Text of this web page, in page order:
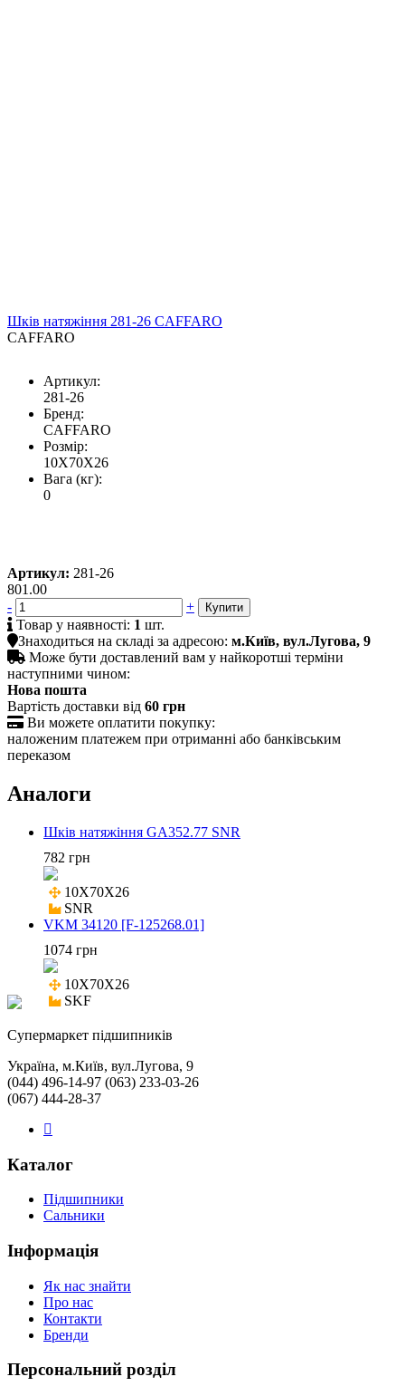
Шків натяжіння 281-26 CAFFARO
CAFFARO
Артикул:
281-26
Бренд:
CAFFARO
Розмір:
10X70X26
Вага (кг):
0
Артикул: 281-26
801.00
-
+
 Товар у наявності: 1 шт.
Знаходиться на складі за адресою: м.Київ, вул.Лугова, 9
 Може бути доставлений вам у найкоротші терміни
наступними чином:
Нова пошта
Вартість доставки від 60 грн
 Ви можете оплатити покупку:
наложеним платежем при отриманні або банківським
переказом
Аналоги
Шків натяжіння GA352.77 SNR
782 грн
10X70X26
SNR
VKM 34120 [F-125268.01]
1074 грн
10X70X26
SKF
Cупермаркет підшипників
Україна, м.Київ, вул.Лугова, 9
(044) 496-14-97 (063) 233-03-26
(067) 444-28-37
Каталог
Підшипники
Сальники
Інформація
Як нас знайти
Про нас
Контакти
Бренди
Персональний розділ